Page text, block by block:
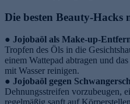
Die besten Beauty-Hacks
● Jojobaöl als Make-up-
Tropfen des Öls in die
einem Wattepad abtragen und
mit Wasser reinigen.
● Jojobaöl gegen
Dehnungsstreifen vorzubeugen,